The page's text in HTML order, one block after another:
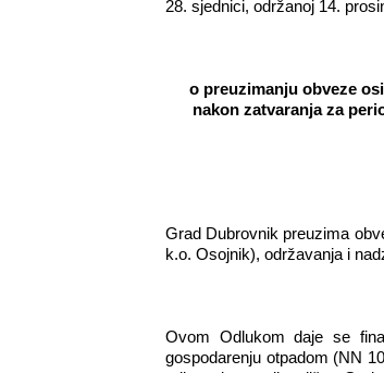
28. sjednici, održanoj 14.
o preuzimanju obveze
nakon zatvaranja za
Grad Dubrovnik preuzima
k.o. Osojnik), održavanja i
Ovom Odlukom daje se
gospodarenju otpadom (NN